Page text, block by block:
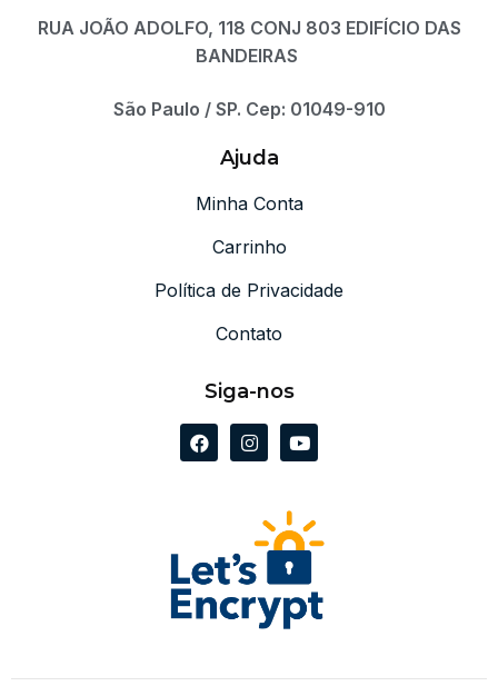
RUA JOÃO ADOLFO, 118 CONJ 803 EDIFÍCIO DAS
BANDEIRAS
São Paulo / SP. Cep: 01049-910
Ajuda
Minha Conta
Carrinho
Política de Privacidade
Contato
Siga-nos